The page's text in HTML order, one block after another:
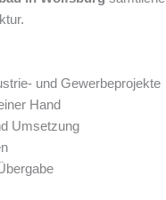
und Gewerbeprojekte
Hand
Umsetzung